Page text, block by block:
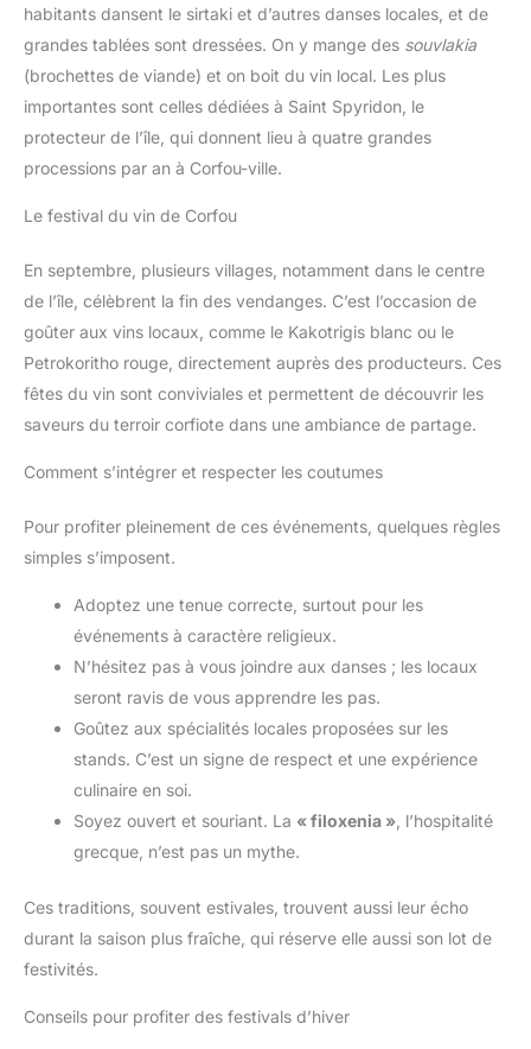
habitants dansent le sirtaki et d’autres danses locales, et de
grandes tablées sont dressées. On y mange des souvlakia
(brochettes de viande) et on boit du vin local. Les plus
importantes sont celles dédiées à Saint Spyridon, le
protecteur de l’île, qui donnent lieu à quatre grandes
processions par an à Corfou-ville.
Le festival du vin de Corfou
En septembre, plusieurs villages, notamment dans le centre
de l’île, célèbrent la fin des vendanges. C’est l’occasion de
goûter aux vins locaux, comme le Kakotrigis blanc ou le
Petrokoritho rouge, directement auprès des producteurs. Ces
fêtes du vin sont conviviales et permettent de découvrir les
saveurs du terroir corfiote dans une ambiance de partage.
Comment s’intégrer et respecter les coutumes
Pour profiter pleinement de ces événements, quelques règles
simples s’imposent.
Adoptez une tenue correcte, surtout pour les
événements à caractère religieux.
N’hésitez pas à vous joindre aux danses ; les locaux
seront ravis de vous apprendre les pas.
Goûtez aux spécialités locales proposées sur les
stands. C’est un signe de respect et une expérience
culinaire en soi.
Soyez ouvert et souriant. La « filoxenia » , l’hospitalité
grecque, n’est pas un mythe.
Ces traditions, souvent estivales, trouvent aussi leur écho
durant la saison plus fraîche, qui réserve elle aussi son lot de
festivités.
Conseils pour profiter des festivals d’hiver